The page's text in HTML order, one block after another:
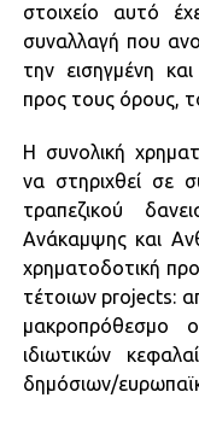
στοιχείο αυτό
συναλλαγή που
την εισηγμένη
προς τους όρους,
Η συνολική
να στηριχθεί σε
τραπεζικού
Ανάκαμψης και
χρηματοδοτική
τέτοιων projects:
μακροπρόθεσμο
ιδιωτικών
δημόσιων/